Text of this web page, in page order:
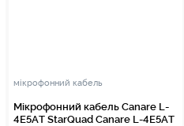
мікрофонний кабель
Мікрофонний кабель Canare L-
4E5AT StarQuad Canare L-4E5AT